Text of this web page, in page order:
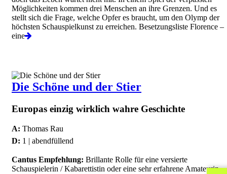
Möglichkeiten kommen drei Menschen an ihre Grenzen. Und es
stellt sich die Frage, welche Opfer es braucht, um den Olymp der
höchsten Schauspielkunst zu erreichen. Besetzungsliste Florence –
eine
Die Schöne und der Stier
Europas einzig wirklich wahre Geschichte
A: Thomas Rau
D: 1 | abendfüllend
Cantus Empfehlung: Brillante Rolle für eine versierte
Schauspielerin / Kabarettistin oder eine sehr erfahrene Amateurin.